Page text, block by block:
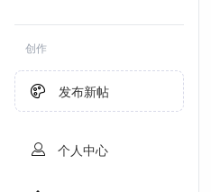
创作
发布新帖
个人中心